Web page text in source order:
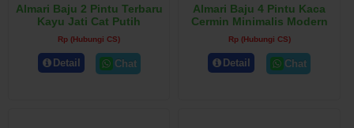
Almari Baju 2 Pintu Terbaru
Kayu Jati Cat Putih
Rp (Hubungi CS)
Detail Chat
Almari Baju 4 Pintu Kaca
Cermin Minimalis Modern
Rp (Hubungi CS)
Detail Chat